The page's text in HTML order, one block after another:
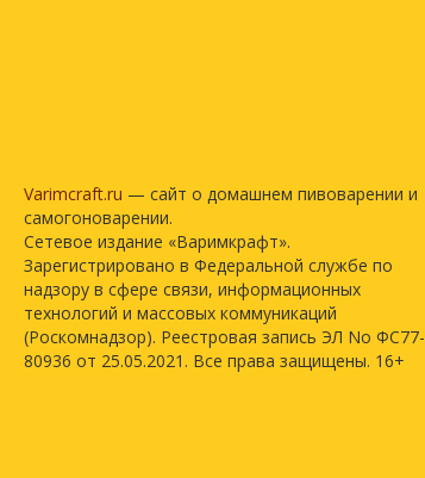
Varimcraft.ru — сайт о домашнем пивоварении и
самогоноварении.
Сетевое издание «Варимкрафт».
Зарегистрировано в Федеральной службе по
надзору в сфере связи, информационных
технологий и массовых коммуникаций
(Роскомнадзор). Реестровая запись ЭЛ No ФС77-
80936 от 25.05.2021. Все права защищены. 16+